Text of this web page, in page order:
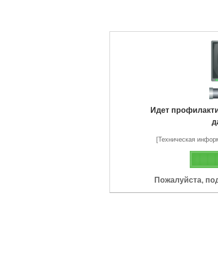
Идет
[Техническая
Пожалуйста,